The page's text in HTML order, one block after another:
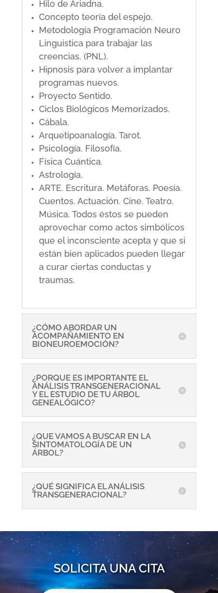
Hilo de Ariadna.
Concepto teoría del espejo.
Metodología Programación Neuro
Linguistica para trabajar las
creencias. (PNL).
Hipnosis para volver a implantar
programas nuevos.
Proyecto Sentido.
Ciclos Biológicos Memorizados.
Cábala.
Arquetipoanalogía. Tarot.
Psicología. Filosofía.
Física Cuántica.
Astrología.
ARTE. Escritura. Metáforas. Poesía.
Cuentos. Actuación. Cine. Teatro.
Música. Todos éstos se pueden
aprovechar como actos simbólicos
que el inconsciente acepta y que si
están bien aplicados pueden llegar
a curar ciertas conductas y
traumas.
¿CÓMO ABORDAR UN
ACOMPAÑAMIENTO EN
BIONEUROEMOCIÓN?
¿PORQUE ES IMPORTANTE EL
ANÁLISIS TRANSGENERACIONAL
Y EL ESTUDIO DE TU ÁRBOL
GENEALÓGICO?
¿QUE VAMOS A BUSCAR EN LA
SINTOMATOLOGÍA DE UN
ÁRBOL?
¿QUÉ SIGNIFICA EL ANÁLISIS
TRANSGENERACIONAL?
SOLICITA UNA CITA